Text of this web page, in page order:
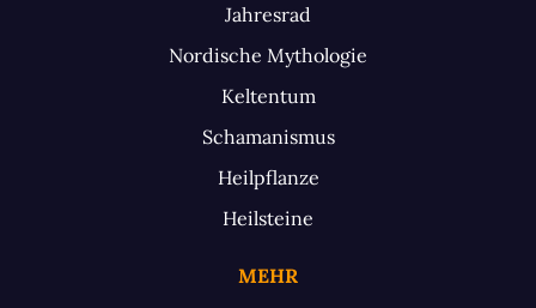
Jahresrad
Nordische Mythologie
Keltentum
Schamanismus
Heilpflanze
Heilsteine
MEHR